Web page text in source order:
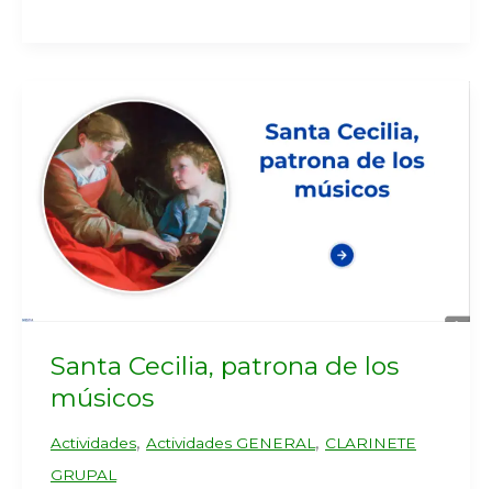
Santa Cecilia, patrona de los
músicos
Actividades, Actividades GENERAL , CLARINETE
GRUPAL